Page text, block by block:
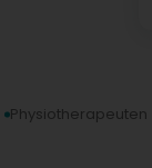
Physiotherapeuten